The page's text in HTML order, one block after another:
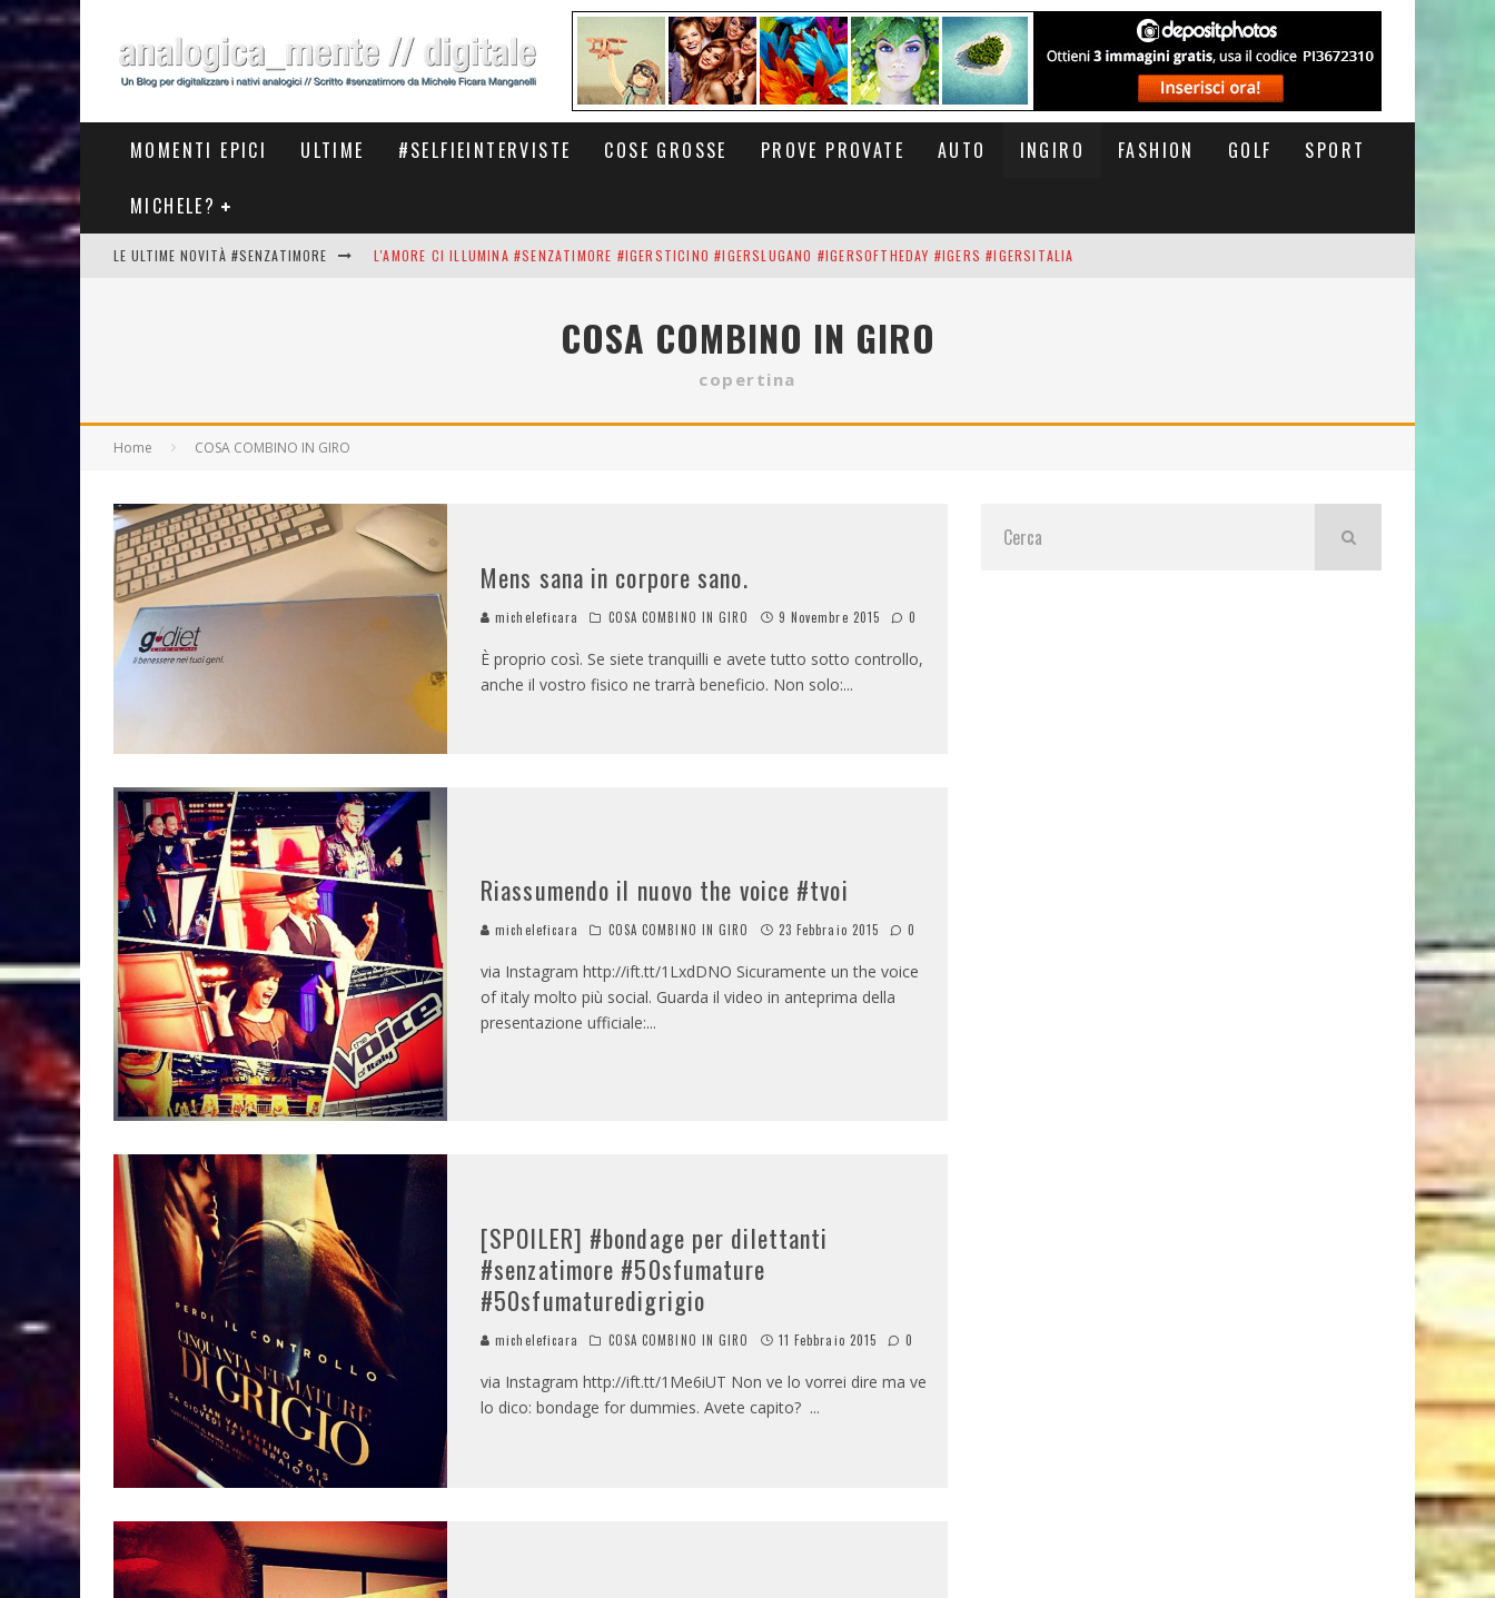
MOMENTI EPICI ULTIME #SELFIEINTERVISTE COSE GROSSE PROVE PROVATE AUTO INGIRO FASHION GOLF SPORT
MICHELE?
LE ULTIME NOVITÀ #SENZATIMORE L'AMORE CI ILLUMINA #SENZATIMORE #IGERSTICINO #IGERSLUGANO #IGERSOFTHEDAY #IGERS #IGERSITALIA
THE NEW #ASICS #RUNNING #SHOES IN MY HANDS #SENZATIMORE #IGERS #IGERSMILANO #IGERSOFTHEDAY
#COSEDILAVORO LA PORTA DELL'INFERNO È QUI: IL CENTRO COMMERCIALE DI ARESE OLTRE 10 KM DI CODA. POTETE MORIRE QUI.
COSA COMBINO IN GIRO
copertina
Home COSA COMBINO IN GIRO
Mens sana in corpore sano.
micheleficara COSA COMBINO IN GIRO 9 Novembre 2015 0
È proprio così. Se siete tranquilli e avete tutto sotto controllo,
anche il vostro fisico ne trarrà beneficio. Non solo:...
Riassumendo il nuovo the voice #tvoi
micheleficara COSA COMBINO IN GIRO 23 Febbraio 2015 0
via Instagram http://ift.tt/1LxdDNO Sicuramente un the voice
of italy molto più social. Guarda il video in anteprima della
presentazione ufficiale:...
[SPOILER] #bondage per dilettanti
#senzatimore #50sfumature
#50sfumaturedigrigio
micheleficara COSA COMBINO IN GIRO 11 Febbraio 2015 0
via Instagram http://ift.tt/1Me6iUT Non ve lo vorrei dire ma ve
lo dico: bondage for dummies. Avete capito? ...